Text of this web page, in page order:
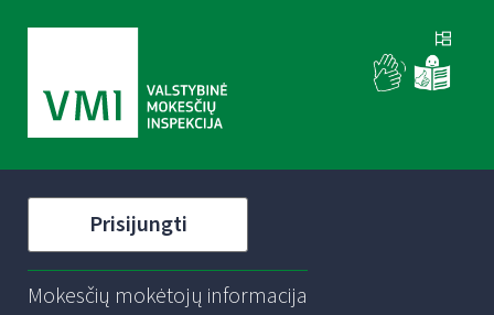
Prisijungti
Mokesčių mokėtojų informacija